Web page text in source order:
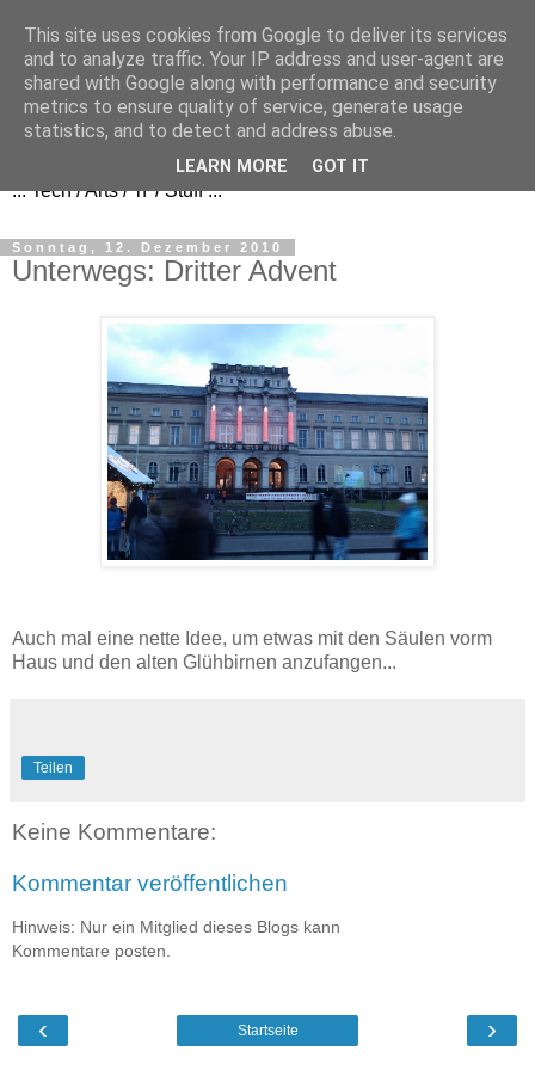
FezBook
... Tech / Arts / 'n' / Stuff ...
Sonntag, 12. Dezember 2010
Unterwegs: Dritter Advent
Auch mal eine nette Idee, um etwas mit den Säulen vorm
Haus und den alten Glühbirnen anzufangen...
Teilen
Keine Kommentare:
Kommentar veröffentlichen
Hinweis: Nur ein Mitglied dieses Blogs kann
Kommentare posten.
‹ ›
Startseite
This site uses cookies from Google to deliver its services
and to analyze traffic. Your IP address and user-agent are
shared with Google along with performance and security
metrics to ensure quality of service, generate usage
statistics, and to detect and address abuse.
LEARN MORE GOT IT